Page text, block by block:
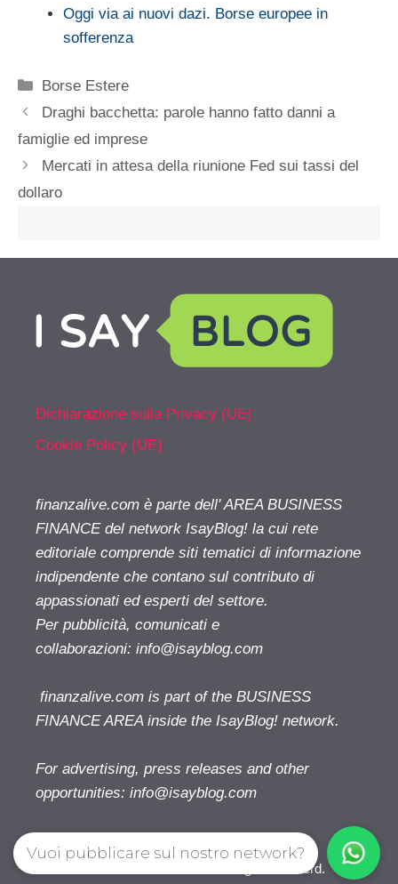
Oggi via ai nuovi dazi. Borse europee in
sofferenza
Categorie
Borse Estere
Draghi bacchetta: parole hanno fatto danni a
famiglie ed imprese
Mercati in attesa della riunione Fed sui tassi del
dollaro
Dichiarazione sulla Privacy (UE)
Cookie Policy (UE)
finanzalive.com è parte dell' AREA BUSINESS
FINANCE del network IsayBlog! la cui rete
editoriale comprende siti tematici di informazione
indipendente che contano sul contributo di
appassionati ed esperti del settore.
Per pubblicità, comunicati e
collaborazioni: info@isayblog.com
finanzalive.com is part of the BUSINESS
FINANCE AREA inside the IsayBlog! network.
For advertising, press releases and other
opportunities: info@isayblog.com
Finanzalive.com © 2026. All right reserverd.
Vuoi pubblicare sul nostro network?